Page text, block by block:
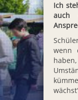
Ich
auch
wenn